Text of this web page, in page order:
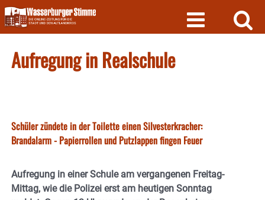
Skip
to
content
Aufregung in Realschule
Schüler zündete in der Toilette einen Silvesterkracher:
Brandalarm - Papierrollen und Putzlappen fingen Feuer
Aufregung in einer Schule am vergangenen Freitag-
Mittag, wie die Polizei erst am heutigen Sonntag